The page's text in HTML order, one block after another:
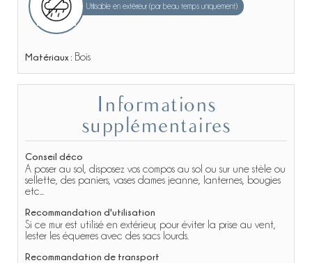
Utilisable en extérieur (par beau temps uniquement)
Matériaux : Bois
supplémentaires
Conseil déco
A poser au sol, disposez vos compos au sol ou sur une stèle ou
sellette, des paniers, vases dames jeanne, lanternes, bougies
etc...
Recommandation d'utilisation
Si ce mur est utilisé en extérieur, pour éviter la prise au vent,
lester les équerres avec des sacs lourds.
Recommandation de transport